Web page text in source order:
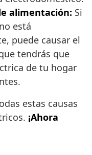
alimentación: Si
está
puede causar el
tendrás que
de tu hogar
estas causas
¡Ahora